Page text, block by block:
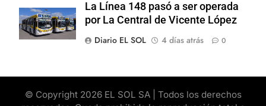
La Línea 148 pasó a ser operada
por La Central de Vicente López
Diario EL SOL
4 días atrás 0
© Copyright 2026 EL SOL SA | Todos los derechos